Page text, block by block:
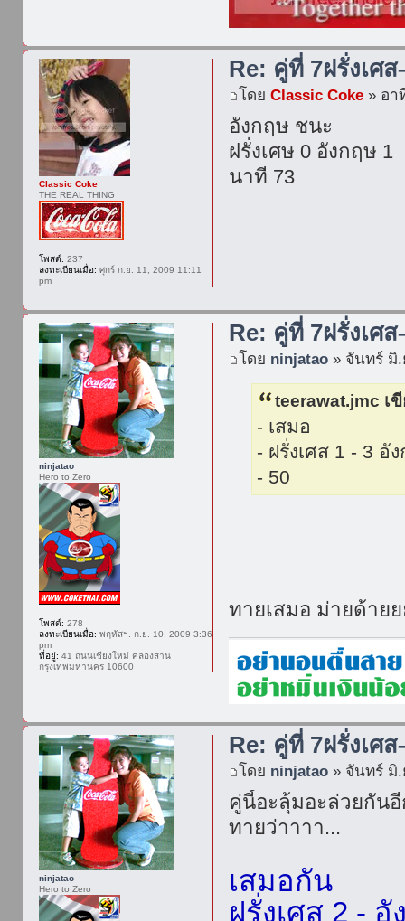
Re: คู่ที่ 7ฝรั่งเศ
โดยClassic Coke » อา
อังกฤษ ชนะ
ฝรั่งเศษ 0 อังกฤษ 1
นาที 73
Classic Coke
THE REAL THING
โพสต์: 237
ลงทะเบียนเมื่อ: ศุกร์ ก.ย. 11, 2009 11:11
pm
Re: คู่ที่ 7ฝรั่งเศ
โดย ninjatao » จันทร์ มิ.
teerawat.jmc เ
- เสมอ
- ฝรั่งเศส 1 - 3 อั
- 50
ทายเสมอ ม่ายด้าย
ninjatao
Hero to Zero
โพสต์: 278
ลงทะเบียนเมื่อ: พฤหัสฯ. ก.ย. 10, 2009 3:36
pm
ที่อยู่: 41 ถนนเชียงใหม่ คลองสาน
กรุงเทพมหานคร 10600
Re: คู่ที่ 7ฝรั่งเศ
โดย ninjatao » จันทร์ มิ.
คู่นี้อะลุ้มอะล่วยกัน
ทายว่าาาา...
เสมอกัน
ฝรั่งเศส 2 - อั
ninjatao
Hero to Zero